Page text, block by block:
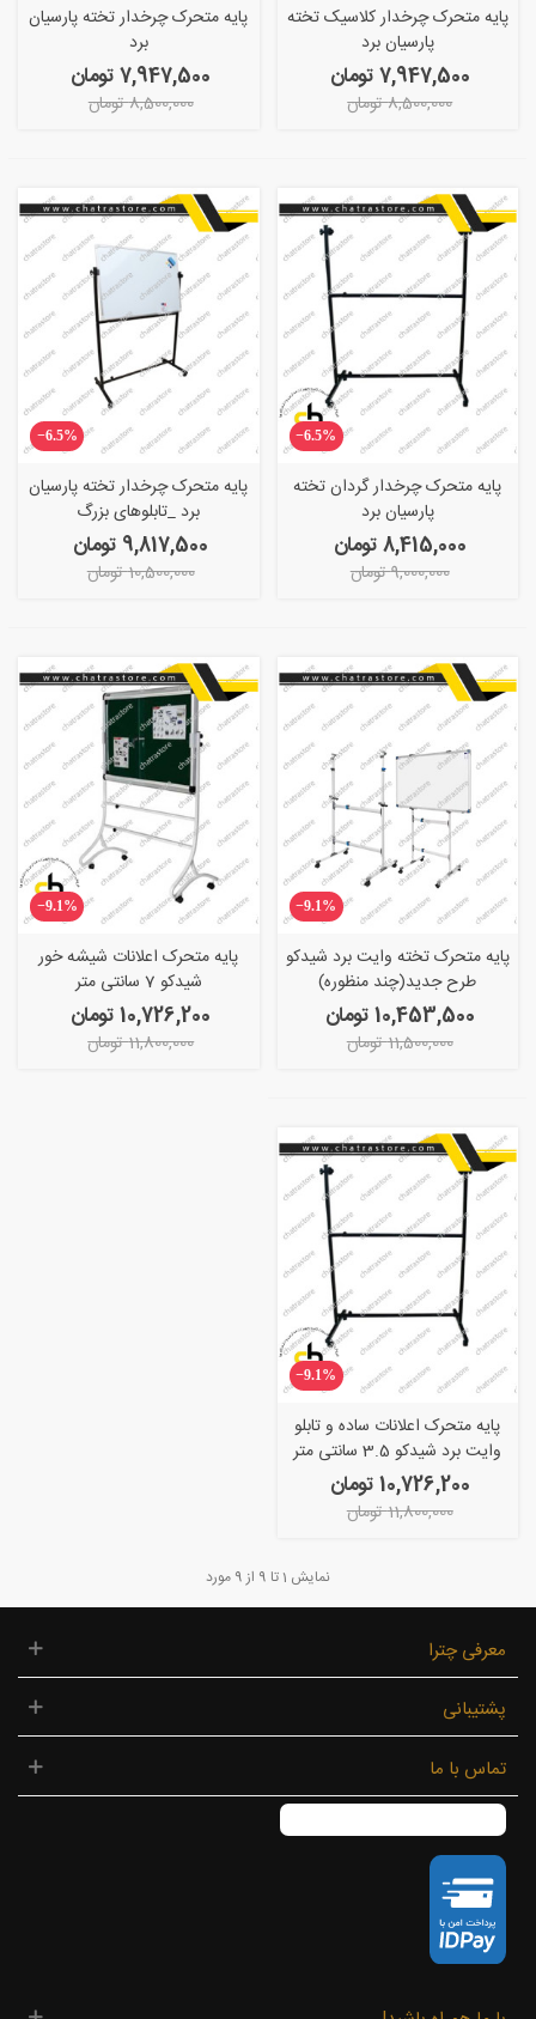
پایه متحرک چرخدار کلاسیک تخته
پارسیان برد
7,947,500 تومان
8,500,000 تومان
پایه متحرک چرخدار تخته پارسیان
برد
7,947,500 تومان
8,500,000 تومان
‎−6.5%
پایه متحرک چرخدار گردان تخته
پارسیان برد
8,415,000 تومان
9,000,000 تومان
‎−6.5%
پایه متحرک چرخدار تخته پارسیان
برد _تابلوهای بزرگ
9,817,500 تومان
10,500,000 تومان
‎−9.1%
پایه متحرک تخته وایت برد شیدکو
طرح جدید(چند منظوره)
10,453,500 تومان
11,500,000 تومان
‎−9.1%
پایه متحرک اعلانات شیشه خور
شیدکو 7 سانتی متر
10,726,200 تومان
11,800,000 تومان
‎−9.1%
پایه متحرک اعلانات ساده و تابلو
وایت برد شیدکو 3.5 سانتی متر
10,726,200 تومان
11,800,000 تومان
نمایش 1تا 9 از 9 مورد
معرفی چترا
پشتیبانی
تماس با ما